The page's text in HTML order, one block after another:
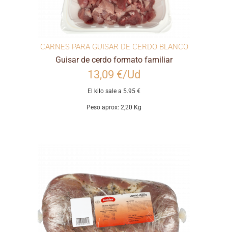
CARNES PARA GUISAR DE CERDO BLANCO
Guisar de cerdo formato familiar
13,09 €/Ud
El kilo sale a 5.95 €
Peso aprox: 2,20 Kg